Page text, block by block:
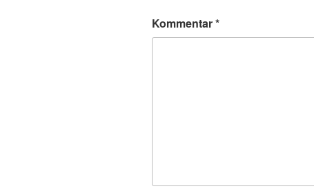
Kommentar*